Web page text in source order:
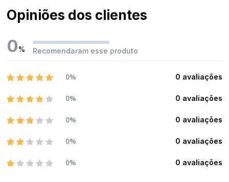
Opiniões dos clientes
0% Recomendaram esse produto
0% 0 avaliações
0% 0 avaliações
0% 0 avaliações
0% 0 avaliações
0% 0 avaliações